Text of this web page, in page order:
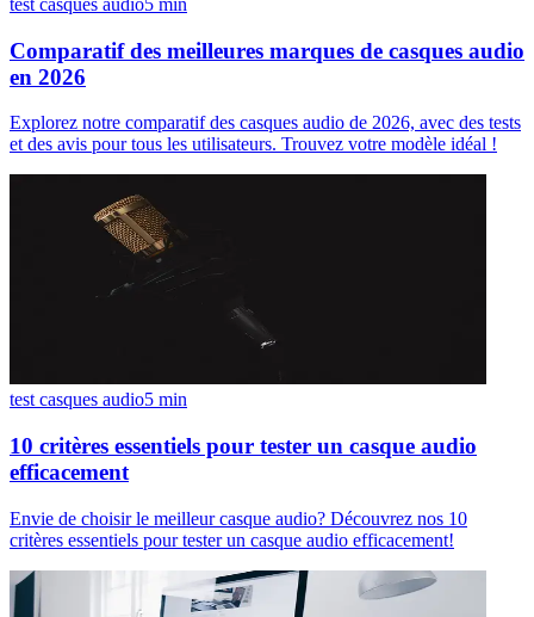
test casques audio5 min
Comparatif des meilleures marques de casques audio
en 2026
Explorez notre comparatif des casques audio de 2026, avec des tests
et des avis pour tous les utilisateurs. Trouvez votre modèle idéal !
test casques audio5 min
10 critères essentiels pour tester un casque audio
efficacement
Envie de choisir le meilleur casque audio? Découvrez nos 10
critères essentiels pour tester un casque audio efficacement!